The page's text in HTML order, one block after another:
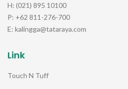
H: (021) 895 10100
P: +62 811-276-700
E: kalingga@tataraya.com
Link
Touch N Tuff